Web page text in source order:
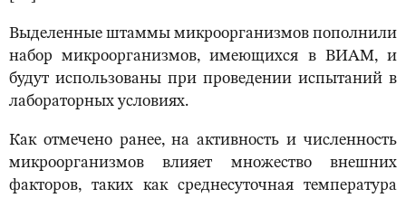
Выделенные штаммы микроорганизмов пополнили
набор микроорганизмов, имеющихся в ВИАМ, и
будут использованы при проведении испытаний в
лабораторных условиях.
Как отмечено ранее, на активность и численность
микроорганизмов влияет множество внешних
факторов, таких как среднесуточная температура